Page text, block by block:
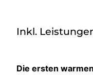
Inkl.
Die ersten